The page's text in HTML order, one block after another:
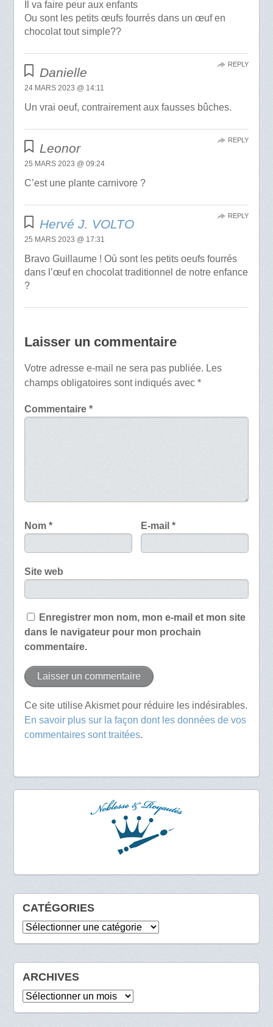
Il va faire peur aux enfants
Ou sont les petits œufs fourrés dans un œuf en
chocolat tout simple??
Danielle
24 MARS 2023 @ 14:11
Un vrai oeuf, contrairement aux fausses bûches.
REPLY
Leonor
25 MARS 2023 @ 09:24
C’est une plante carnivore ?
REPLY
Hervé J. VOLTO
25 MARS 2023 @ 17:31
Bravo Guillaume ! Où sont les petits oeufs fourrés
dans l’œuf en chocolat traditionnel de notre enfance
?
REPLY
Laisser un commentaire
Votre adresse e-mail ne sera pas publiée. Les
champs obligatoires sont indiqués avec *
Commentaire *
Nom * E-mail*
Site web
Enregistrer mon nom, mon e-mail et mon site
dans le navigateur pour mon prochain
commentaire.
Ce site utilise Akismet pour réduire les indésirables.
En savoir plus sur la façon dont les données de vos
commentaires sont traitées.
CATÉGORIES
Catégories
ARCHIVES
Archives